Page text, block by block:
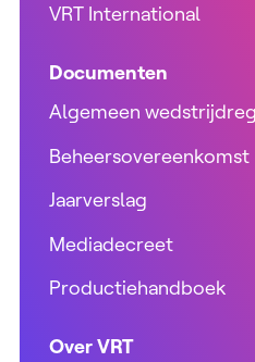
VRT International
Documenten
Algemeen
Beheersovereenkomst
Jaarverslag
Mediadecreet
Productiehandboek
Over VRT